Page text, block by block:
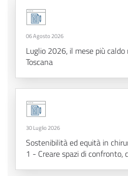
06 Agosto 2026
Luglio 2026, il mese più
Toscana
30 Luglio 2026
Sostenibilità ed equità in
1 - Creare spazi di confronto,